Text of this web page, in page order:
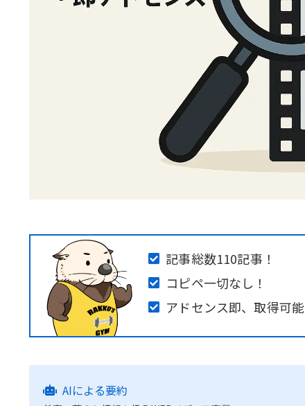
記事総数110記事！
コピペ一切なし！
アドセンス即、取得可能
AIによる要約